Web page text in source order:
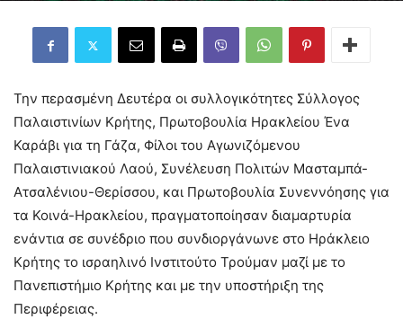
Την περασμένη Δευτέρα οι συλλογικότητες Σύλλογος
Παλαιστινίων Κρήτης, Πρωτοβουλία Ηρακλείου Ένα
Καράβι για τη Γάζα, Φίλοι του Αγωνιζόμενου
Παλαιστινιακού Λαού, Συνέλευση Πολιτών Μασταμπά-
Ατσαλένιου-Θερίσσου, και Πρωτοβουλία Συνεννόησης για
τα Κοινά-Ηρακλείου, πραγματοποίησαν διαμαρτυρία
ενάντια σε συνέδριο που συνδιοργάνωνε στο Ηράκλειο
Κρήτης το ισραηλινό Ινστιτούτο Τρούμαν μαζί με το
Πανεπιστήμιο Κρήτης και με την υποστήριξη της
Περιφέρειας.